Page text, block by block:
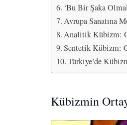
‘Bu Bir Şaka
Avrupa Sanatına
Analitik Kübizm:
Sentetik Kübizm:
Türkiye’de
Kübizmin